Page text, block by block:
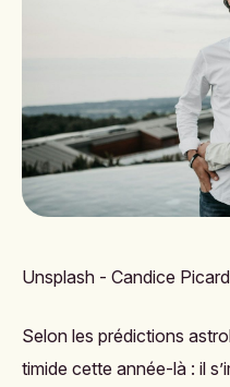
Unsplash - Candice Picard
Selon les prédictions
timide cette année-là : il